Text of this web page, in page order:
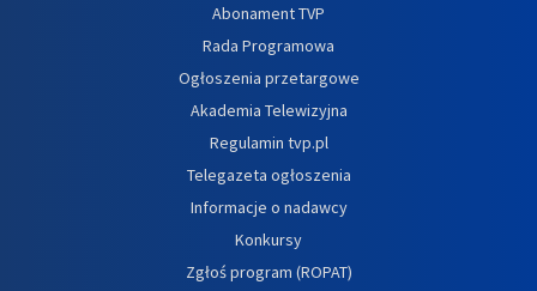
Abonament TVP
Rada Programowa
Ogłoszenia przetargowe
Akademia Telewizyjna
Regulamin tvp.pl
Telegazeta ogłoszenia
Informacje o nadawcy
Konkursy
Zgłoś program (ROPAT)